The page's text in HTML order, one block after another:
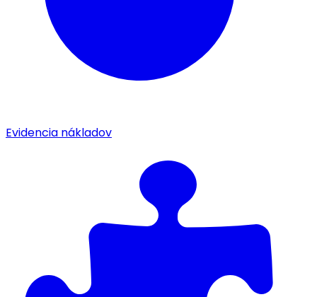
Evidencia nákladov